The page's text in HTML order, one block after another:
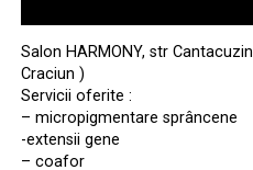
Salon HARMONY, str
Craciun )
Servicii oferite :
– micropigmentare sprâncene
-extensii gene
– coafor